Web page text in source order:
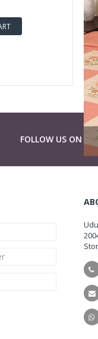
FOLLOW US ON